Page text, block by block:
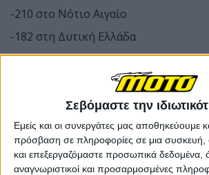
Σεβόμαστε την
Εμείς και οι συνεργάτες μας αποθηκεύουμε
πρόσβαση σε πληροφορίες σε μια
και επεξεργαζόμαστε προσωπικά δεδομένα,
αναγνωριστικοί και προσαρμοσμένες
-210 στο Νότιο Αιγαίο
-182 στη Δυτική Ελλάδα
-185 στην Κρήτη
-175 στην Κεντρική Μακεδονία